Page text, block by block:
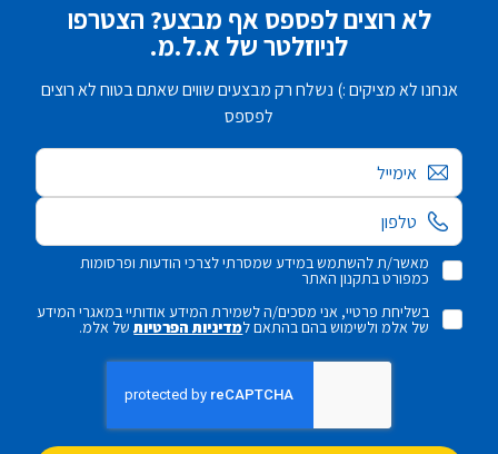
לא רוצים לפספס אף מבצע? הצטרפו
לניוזלטר של א.ל.מ.
אנחנו לא מציקים :) נשלח רק מבצעים שווים שאתם בטוח לא רוצים
לפספס
אימייל
מאשר/ת להשתמש במידע שמסרתי לצרכי הודעות ופרסומות
כמפורט בתקנון האתר
בשליחת פרטיי, אני מסכים/ה לשמירת המידע אודותיי במאגרי המידע
של אלמ ולשימוש בהם בהתאם למדיניות הפרטיותשל אלמ.